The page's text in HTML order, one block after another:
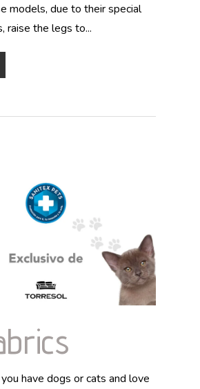
models, due to their special
raise the legs to...
have dogs or cats and love